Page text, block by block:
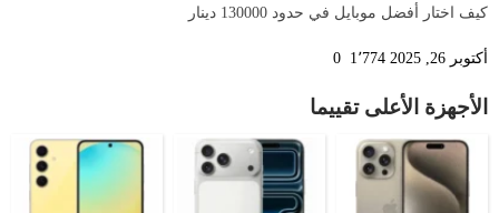
كيف اختار أفضل موبايل في حدود 130000 دينار
أكتوبر 26, 2025 1٬774
الأجهزة الأعلى تقييما